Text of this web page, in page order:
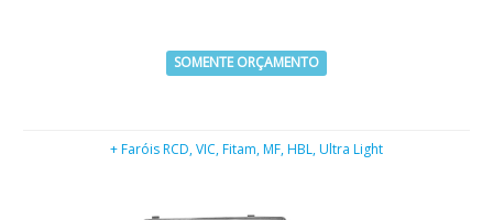
SOMENTE ORÇAMENTO
+ Faróis RCD, VIC, Fitam, MF, HBL, Ultra Light